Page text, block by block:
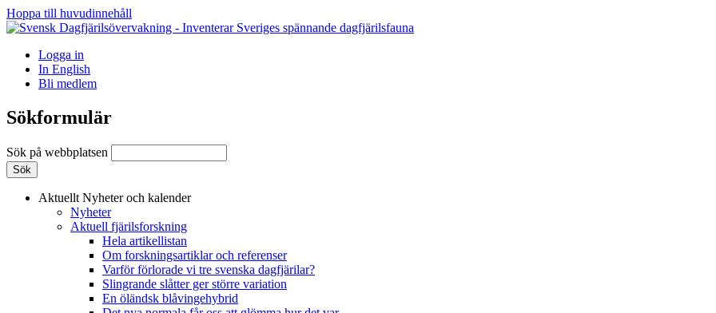
Hoppa till huvudinnehåll
Logga in
In English
Bli medlem
Sökformulär
Sök på webbplatsen
Aktuellt Nyheter och kalender
Nyheter
Aktuell fjärilsforskning
Hela artikellistan
Om forskningsartiklar och referenser
Varför förlorade vi tre svenska dagfjärilar?
Slingrande slåtter ger större variation
En öländsk blåvingehybrid